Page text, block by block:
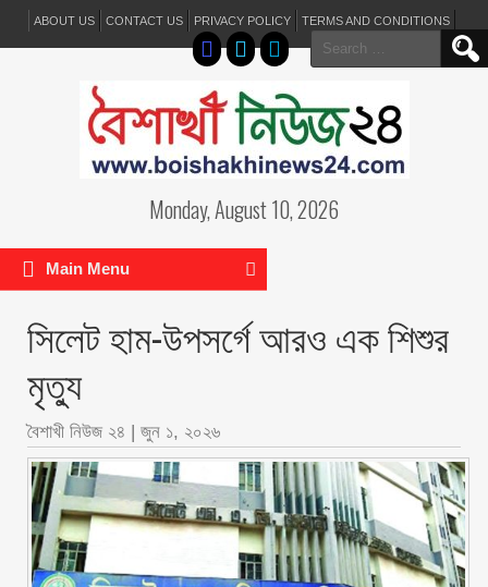
ABOUT US CONTACT US PRIVACY POLICY TERMS AND CONDITIONS
Search
for:
Monday, August 10, 2026
Main Menu
সিলেট হাম-উপসর্গে আরও এক শিশুর
মৃত্যু
বৈশাখী নিউজ ২৪ | জুন ১, ২০২৬